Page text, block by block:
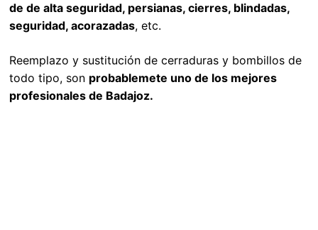
de de alta seguridad, persianas, cierres, blindadas,
seguridad, acorazadas, etc.
Reemplazo y sustitución de cerraduras y bombillos de
todo tipo, son probablemete uno de los mejores
profesionales de Badajoz.